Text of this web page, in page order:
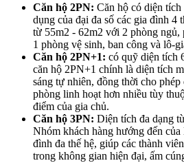
Căn hộ 2PN: Căn hộ có diện
dụng của đại đa số các gia đình 4
từ 55m2 - 62m2 với 2 phòng ngủ,
1 phòng vệ sinh, ban công và lô-
Căn hộ 2PN+1: có quỹ diện tích
căn hộ 2PN+1 chính là diện tích
sáng tự nhiên, đồng thời cho
phòng linh hoạt hơn nhiều tùy
điểm của gia chủ.
Căn hộ 3PN: Diện tích đa dạng
Nhóm khách hàng hướng đến
đình đa thế hệ, giúp các thành
trong không gian hiện đại, ấm